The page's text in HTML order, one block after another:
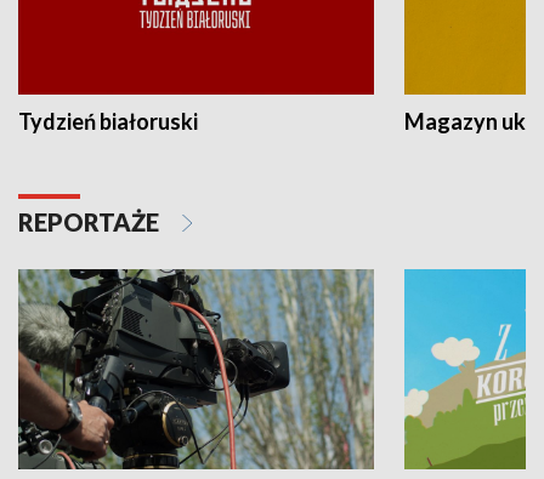
Tydzień białoruski Magazyn
REPORTAŻE